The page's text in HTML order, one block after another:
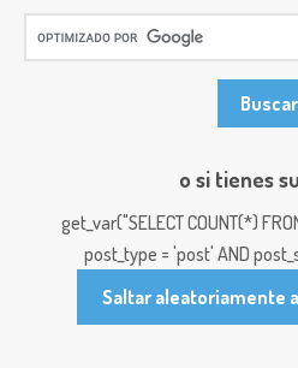
o si tienes
get_var("SELECT COUNT(*)
post_type = 'post' AND
Saltar aleatoriamente